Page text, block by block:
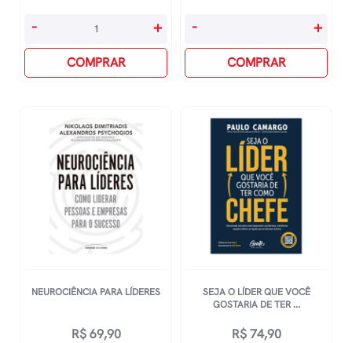
Ganhar
Fácil
- +
COMPRAR
Não
Regras
quantidade
- +
COMPRAR
NEUROCIÊNCIA PARA LÍDERES
R$69,90
SEJA O LÍDER QUE VOCÊ
GOSTARIA DE TER ...
R$74,90